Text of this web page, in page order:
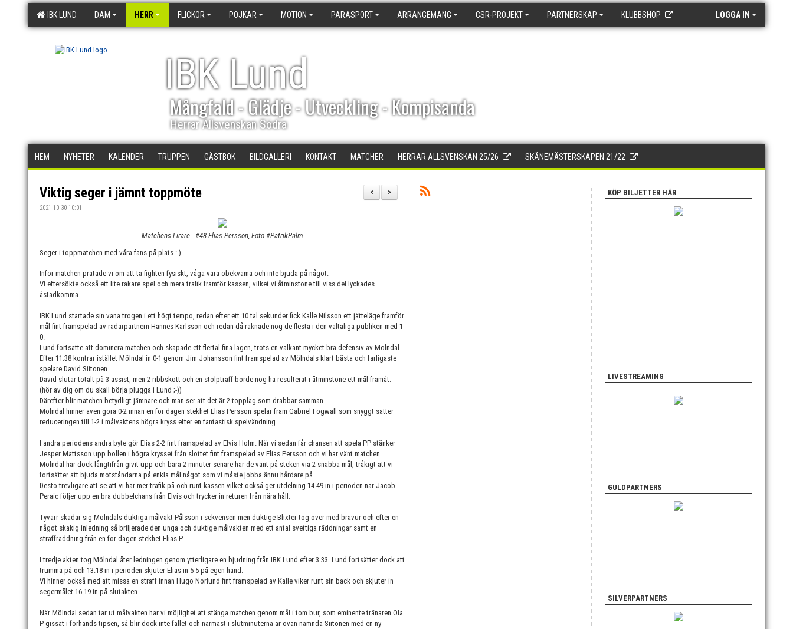
IBK LUND DAM HERR FLICKOR POJKAR MOTION PARASPORT ARRANGEMANG CSR-PROJEKT PARTNERSKAP KLUBBSHOP LOGGA IN
IBK Lund
Mångfald - Glädje - Utveckling - Kompisanda
Herrar Allsvenskan Södra
HEM NYHETER KALENDER TRUPPEN GÄSTBOK BILDGALLERI KONTAKT MATCHER HERRAR ALLSVENSKAN 25/26 SKÅNEMÄSTERSKAPEN 21/22
>
<
Viktig seger i jämnt toppmöte
2021-10-30 10:01
Matchens Lirare - #48 Elias Persson, Foto #PatrikPalm
Seger i toppmatchen med våra fans på plats :-)
Inför matchen pratade vi om att ta fighten fysiskt, våga vara obekväma och inte bjuda på något.
Vi eftersökte också ett lite rakare spel och mera trafik framför kassen, vilket vi åtminstone till viss del lyckades
åstadkomma.
IBK Lund startade sin vana trogen i ett högt tempo, redan efter ett 10 tal sekunder fick Kalle Nilsson ett jätteläge framför
mål fint framspelad av radarpartnern Hannes Karlsson och redan då räknade nog de flesta i den vältaliga publiken med 1-
0.
Lund fortsatte att dominera matchen och skapade ett flertal fina lägen, trots en välkänt mycket bra defensiv av Mölndal.
Efter 11.38 kontrar istället Mölndal in 0-1 genom Jim Johansson fint framspelad av Mölndals klart bästa och farligaste
spelare David Siitonen.
David slutar totalt på 3 assist, men 2 ribbskott och en stolpträff borde nog ha resulterat i åtminstone ett mål framåt.
(hör av dig om du skall börja plugga i Lund ;-))
Därefter blir matchen betydligt jämnare och man ser att det är 2 topplag som drabbar samman.
Mölndal hinner även göra 0-2 innan en för dagen stekhet Elias Persson spelar fram Gabriel Fogwall som snyggt sätter
reduceringen till 1-2 i målvaktens högra kryss efter en fantastisk spelvändning.
I andra periodens andra byte gör Elias 2-2 fint framspelad av Elvis Holm. När vi sedan får chansen att spela PP stänker
Jesper Mattsson upp bollen i högra krysset från slottet fint framspelad av Elias Persson och vi har vänt matchen.
Mölndal har dock långtifrån givit upp och bara 2 minuter senare har de vänt på steken via 2 snabba mål, tråkigt att vi
fortsätter att bjuda motståndarna på enkla mål något som vi måste jobba ännu hårdare på.
Desto trevligare att se att vi har mer trafik på och runt kassen vilket också ger utdelning 14.49 in i perioden när Jacob
Peraic följer upp en bra dubbelchans från Elvis och trycker in returen från nära håll.
Tyvärr skadar sig Mölndals duktiga målvakt Pålsson i sekvensen men duktige Blixter tog över med bravur och efter en
något skakig inledning så briljerade den unga och duktige målvakten med ett antal svettiga räddningar samt en
straffräddning från en för dagen stekhet Elias P.
I tredje akten tog Mölndal åter ledningen genom ytterligare en bjudning från IBK Lund efter 3.33. Lund fortsätter dock att
trumma på och 13.18 in i perioden skjuter Elias in 5-5 på egen hand.
Vi hinner också med att missa en straff innan Hugo Norlund fint framspelad av Kalle viker runt sin back och skjuter in
segermålet 16.19 in på slutakten.
När Mölndal sedan tar ut målvakten har vi möjlighet att stänga matchen genom mål i tom bur, som eminente tränaren Ola
P gissat i förhands tipsen, så blir dock inte fallet och närmast i slutminuterna är ovan nämnda Siitonen med en ny
KÖP BILJETTER HÄR
LIVESTREAMING
GULDPARTNERS
SILVERPARTNERS